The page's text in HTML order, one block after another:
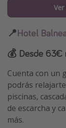
📍Hotel
💰 Desde 63€
Cuenta con un
podrás
piscinas,
de escarcha y
más.